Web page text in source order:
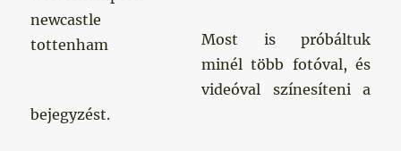
Most is próbáltuk
minél több fotóval, és
videóval színesíteni a
bejegyzést.